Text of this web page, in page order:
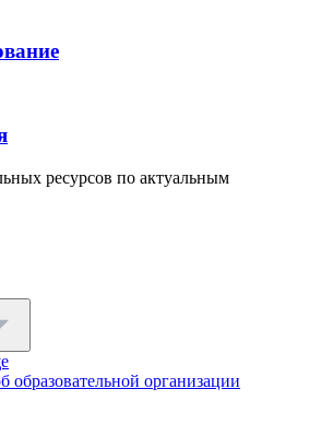
ресурсов по актуальным
образовательной организации